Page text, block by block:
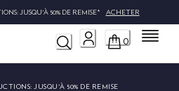
JUSQU'À 50% DE REMISE* ACHETER
0 Menu
JUSQU'À 50% DE REMISE